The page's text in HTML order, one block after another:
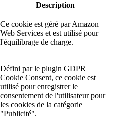
Description
Ce cookie est géré par Amazon
Web Services et est utilisé pour
l'équilibrage de charge.
Défini par le plugin GDPR
Cookie Consent, ce cookie est
utilisé pour enregistrer le
consentement de l'utilisateur pour
les cookies de la catégorie
"Publicité".